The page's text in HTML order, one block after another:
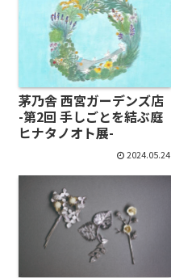
茅乃舎 西宮ガーデンズ店
-第2回 手しごとを結ぶ庭
ヒナタノオト展-
2024.05.24